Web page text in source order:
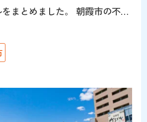
ました。 朝霞市の不用
と言って電話・メールで金額
、「〇〇円〜」と金額を確定
本ページ掲載の調査結果を参考
）。 タンス・ソファなどサイズ